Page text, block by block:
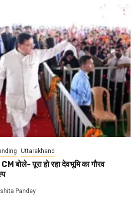
Uttarakhand
बोले- पूरा हो रहा देवभूमि का गौरव
Pandey